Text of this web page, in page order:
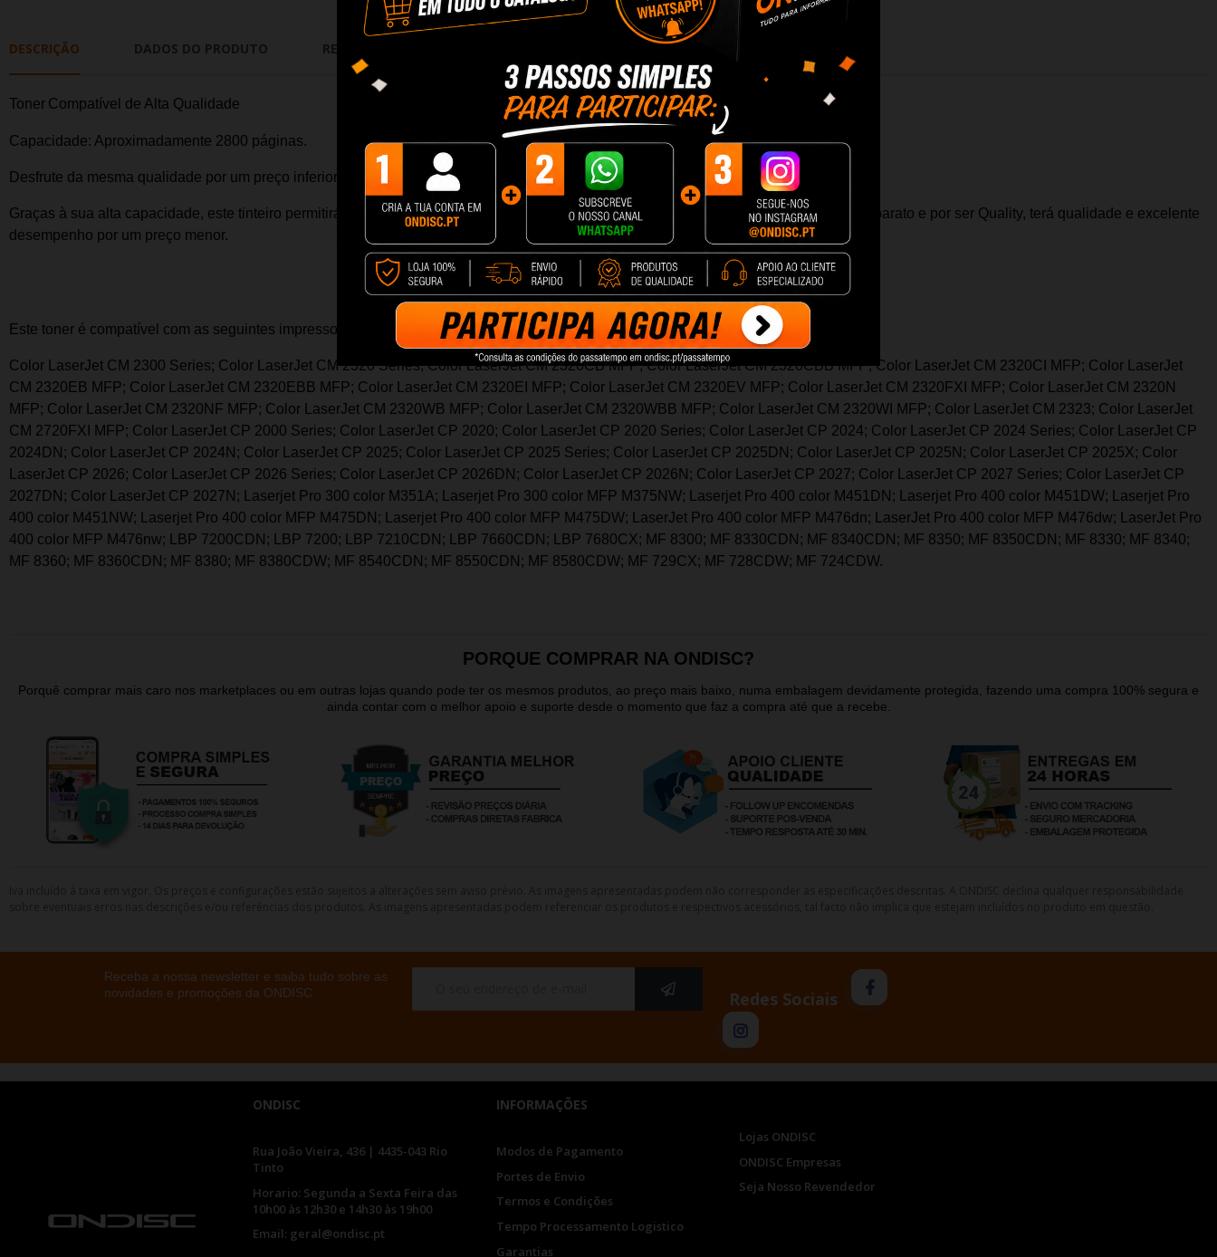
DESCRIÇÃO DADOS DO PRODUTO REVIEWS
Toner Compatível de Alta Qualidade
Capacidade: Aproximadamente 2800 páginas.
Desfrute da mesma qualidade por um preço inferior e um desempenho superior em termos de número de impressões.
Graças à sua alta capacidade, este tinteiro permitirá imprimir mais páginas sem ter que troca-las. Além disso o custo por página é mais barato e por ser Quality, terá qualidade e excelente
desempenho por um preço menor.
Este toner é compatível com as seguintes impressoras:
Color LaserJet CM 2300 Series; Color LaserJet CM 2320 Series; Color LaserJet CM 2320CB MFP; Color LaserJet CM 2320CBB MFP; Color LaserJet CM 2320CI MFP; Color LaserJet
CM 2320EB MFP; Color LaserJet CM 2320EBB MFP; Color LaserJet CM 2320EI MFP; Color LaserJet CM 2320EV MFP; Color LaserJet CM 2320FXI MFP; Color LaserJet CM 2320N
MFP; Color LaserJet CM 2320NF MFP; Color LaserJet CM 2320WB MFP; Color LaserJet CM 2320WBB MFP; Color LaserJet CM 2320WI MFP; Color LaserJet CM 2323; Color LaserJet
CM 2720FXI MFP; Color LaserJet CP 2000 Series; Color LaserJet CP 2020; Color LaserJet CP 2020 Series; Color LaserJet CP 2024; Color LaserJet CP 2024 Series; Color LaserJet CP
2024DN; Color LaserJet CP 2024N; Color LaserJet CP 2025; Color LaserJet CP 2025 Series; Color LaserJet CP 2025DN; Color LaserJet CP 2025N; Color LaserJet CP 2025X; Color
LaserJet CP 2026; Color LaserJet CP 2026 Series; Color LaserJet CP 2026DN; Color LaserJet CP 2026N; Color LaserJet CP 2027; Color LaserJet CP 2027 Series; Color LaserJet CP
2027DN; Color LaserJet CP 2027N; Laserjet Pro 300 color M351A; Laserjet Pro 300 color MFP M375NW; Laserjet Pro 400 color M451DN; Laserjet Pro 400 color M451DW; Laserjet Pro
400 color M451NW; Laserjet Pro 400 color MFP M475DN; Laserjet Pro 400 color MFP M475DW; LaserJet Pro 400 color MFP M476dn; LaserJet Pro 400 color MFP M476dw; LaserJet Pro
400 color MFP M476nw; LBP 7200CDN; LBP 7200; LBP 7210CDN; LBP 7660CDN; LBP 7680CX; MF 8300; MF 8330CDN; MF 8340CDN; MF 8350; MF 8350CDN; MF 8330; MF 8340;
MF 8360; MF 8360CDN; MF 8380; MF 8380CDW; MF 8540CDN; MF 8550CDN; MF 8580CDW; MF 729CX; MF 728CDW; MF 724CDW.
PORQUE COMPRAR NA ONDISC?
Porquê comprar mais caro nos marketplaces ou em outras lojas quando pode ter os mesmos produtos, ao preço mais baixo, numa embalagem devidamente protegida, fazendo uma compra 100% segura e
ainda contar com o melhor apoio e suporte desde o momento que faz a compra até que a recebe.
Receba a nossa newsletter e saiba tudo sobre as
novidades e promoções da ONDISC
Redes Sociais
ONDISC
Rua João Vieira, 436 | 4435-043 Rio
Tinto
Horario: Segunda a Sexta Feira das
10h00 às 12h30 e 14h30 às 19h00
Email: geral@ondisc.pt
INFORMAÇÕES
Modos de Pagamento
Portes de Envio
Termos e Condições
Tempo Processamento Logistico
Garantias
Lojas ONDISC
ONDISC Empresas
Seja Nosso Revendedor